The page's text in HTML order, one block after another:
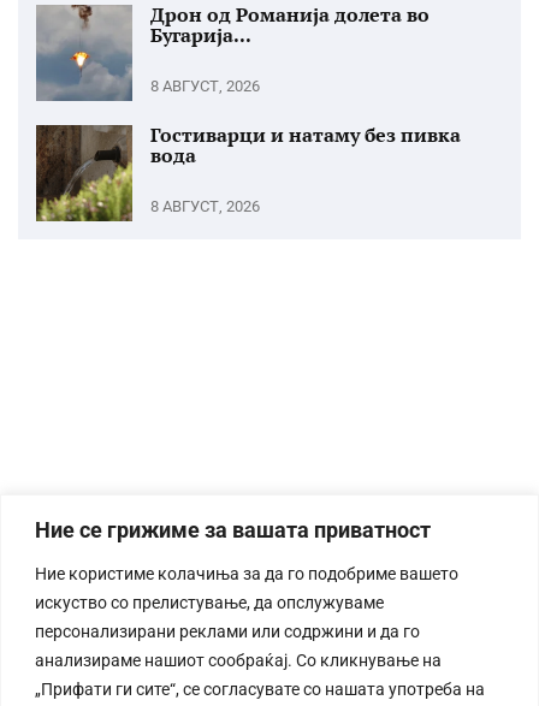
Ние се грижиме за вашата приватност
Ние користиме колачиња за да го подобриме вашето
искуство со прелистување, да опслужуваме
персонализирани реклами или содржини и да го
анализираме нашиот сообраќај. Со кликнување на
„Прифати ги сите“, се согласувате со нашата употреба на
Дрон од Романија долета во
Бугарија...
8 АВГУСТ, 2026
Гостиварци и натаму без пивка
вода
8 АВГУСТ, 2026